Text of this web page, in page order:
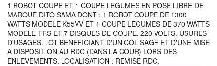
1 ROBOT COUPE ET 1 COUPE LEGUMES EN POSE LIBRE DE
MARQUE DITO SAMA DONT : 1 ROBOT COUPE DE 1300
WATTS MODELE K55VV ET 1 COUPE LEGUMES DE 370 WATTS
MODELE TRS ET 7 DISQUES DE COUPE. 220 VOLTS. USURES
D'USAGES. LOT BENEFICIANT D'UN COLISAGE ET D'UNE MISE
A DISPOSITION AU RDC (DANS LA COUR) LORS DES
ENLEVEMENTS. LOCALISATION : REMISE RDC.